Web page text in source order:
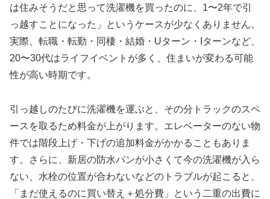
は住みそうだと思って洗濯機を買ったのに、1〜2年で引
っ越すことになった」というケースが少なくありません。
実際、転職・転勤・同棲・結婚・Uターン・Iターンなど、
20〜30代はライフイベントが多く、住まいが変わる可能
性が高い時期です。
引っ越しのたびに洗濯機を運ぶと、その分トラックのスペ
ースを取るため料金が上がります。エレベーターのない物
件では階段上げ・下げの追加料金がかかることもありま
す。さらに、新居の防水パンが小さくて今の洗濯機が入ら
ない、水栓の位置が合わないなどのトラブルが起こると、
「まだ使えるのに買い替え＋処分費」という二重の出費に